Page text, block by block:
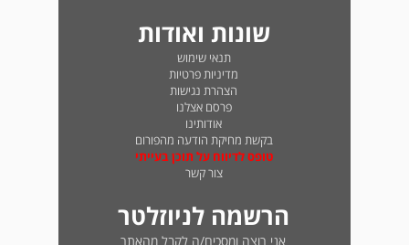
שונות ואודות
תנאי שימוש
מדיניות פרטיות
הצהרת נגישות
פרסם אצלנו
אודותינו
בקשת מחיקת הודעה מהפורום
טופס לדיווח על תוכן בעייתי
צור קשר
הרשמה לניוזלטר
אני רוצה ומסכים/ה לקבל מהאתר